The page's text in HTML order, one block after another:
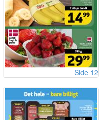
Side 12